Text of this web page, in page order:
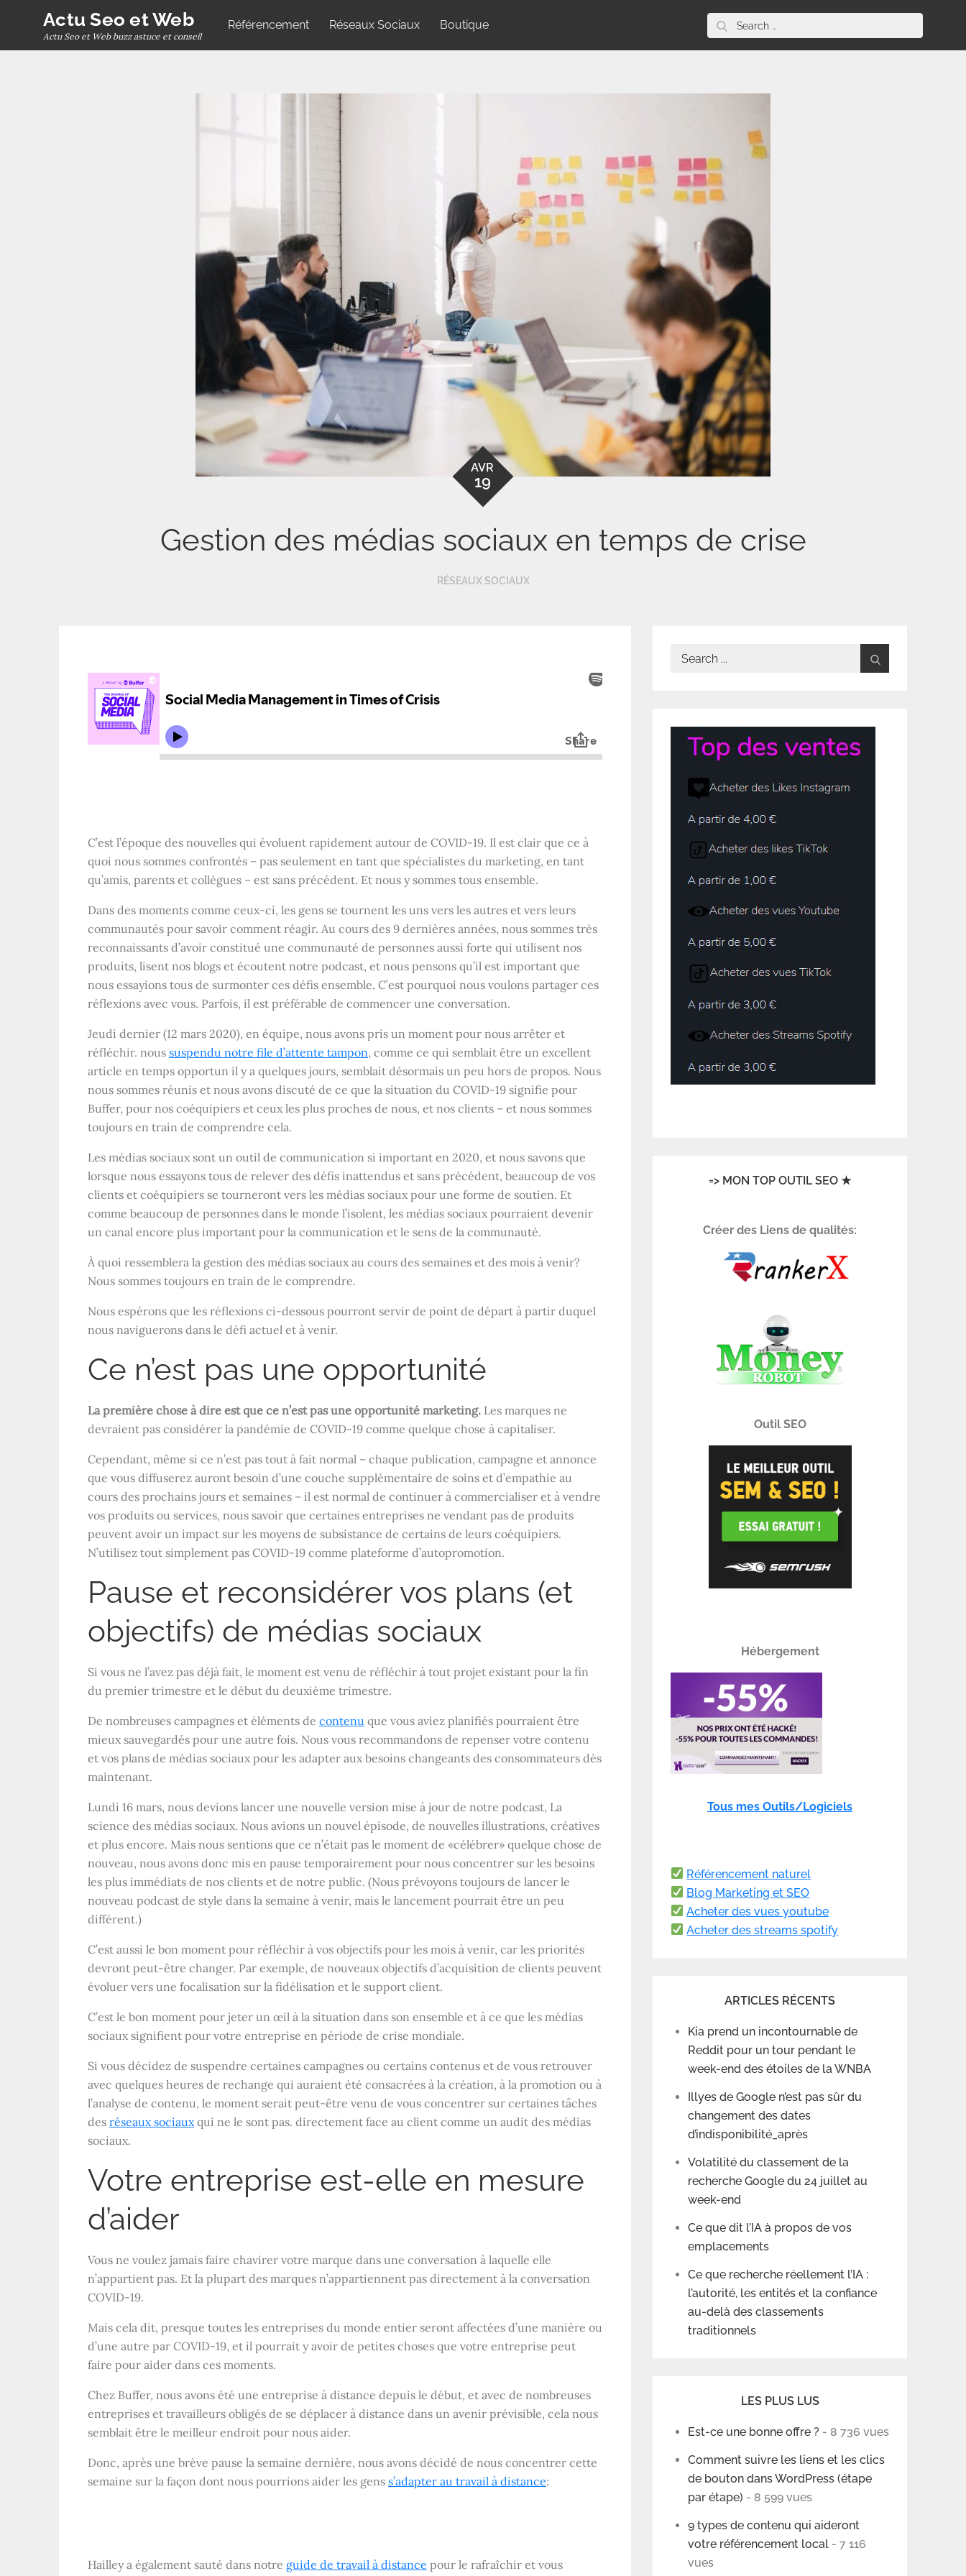
content
Actu Seo et Web
Actu Seo et Web buzz astuce et conseil
Référencement Réseaux Sociaux Boutique
Search
for:
AVR
19
Gestion des médias sociaux en temps de crise
RÉSEAUX SOCIAUX
C’est l’époque des nouvelles qui évoluent rapidement autour de COVID-19. Il est clair que ce à
quoi nous sommes confrontés – pas seulement en tant que spécialistes du marketing, en tant
qu’amis, parents et collègues – est sans précédent. Et nous y sommes tous ensemble.
Dans des moments comme ceux-ci, les gens se tournent les uns vers les autres et vers leurs
communautés pour savoir comment réagir. Au cours des 9 dernières années, nous sommes très
reconnaissants d’avoir constitué une communauté de personnes aussi forte qui utilisent nos
produits, lisent nos blogs et écoutent notre podcast, et nous pensons qu’il est important que
nous essayions tous de surmonter ces défis ensemble. C’est pourquoi nous voulons partager ces
réflexions avec vous. Parfois, il est préférable de commencer une conversation.
Jeudi dernier (12 mars 2020), en équipe, nous avons pris un moment pour nous arrêter et
réfléchir. nous suspendu notre file d’attente tampon, comme ce qui semblait être un excellent
article en temps opportun il y a quelques jours, semblait désormais un peu hors de propos. Nous
nous sommes réunis et nous avons discuté de ce que la situation du COVID-19 signifie pour
Buffer, pour nos coéquipiers et ceux les plus proches de nous, et nos clients – et nous sommes
toujours en train de comprendre cela.
Les médias sociaux sont un outil de communication si important en 2020, et nous savons que
lorsque nous essayons tous de relever des défis inattendus et sans précédent, beaucoup de vos
clients et coéquipiers se tourneront vers les médias sociaux pour une forme de soutien. Et
comme beaucoup de personnes dans le monde l’isolent, les médias sociaux pourraient devenir
un canal encore plus important pour la communication et le sens de la communauté.
À quoi ressemblera la gestion des médias sociaux au cours des semaines et des mois à venir?
Nous sommes toujours en train de le comprendre.
Nous espérons que les réflexions ci-dessous pourront servir de point de départ à partir duquel
nous naviguerons dans le défi actuel et à venir.
Ce n’est pas une opportunité
La première chose à dire est que ce n’est pas une opportunité marketing. Les marques ne
devraient pas considérer la pandémie de COVID-19 comme quelque chose à capitaliser.
Cependant, même si ce n’est pas tout à fait normal – chaque publication, campagne et annonce
que vous diffuserez auront besoin d’une couche supplémentaire de soins et d’empathie au
cours des prochains jours et semaines – il est normal de continuer à commercialiser et à vendre
vos produits ou services, nous savoir que certaines entreprises ne vendant pas de produits
peuvent avoir un impact sur les moyens de subsistance de certains de leurs coéquipiers.
N’utilisez tout simplement pas COVID-19 comme plateforme d’autopromotion.
Pause et reconsidérer vos plans (et
objectifs) de médias sociaux
Si vous ne l’avez pas déjà fait, le moment est venu de réfléchir à tout projet existant pour la fin
du premier trimestre et le début du deuxième trimestre.
De nombreuses campagnes et éléments de contenu que vous aviez planifiés pourraient être
mieux sauvegardés pour une autre fois. Nous vous recommandons de repenser votre contenu
et vos plans de médias sociaux pour les adapter aux besoins changeants des consommateurs dès
maintenant.
Lundi 16 mars, nous devions lancer une nouvelle version mise à jour de notre podcast, La
science des médias sociaux. Nous avions un nouvel épisode, de nouvelles illustrations, créatives
et plus encore. Mais nous sentions que ce n’était pas le moment de «célébrer» quelque chose de
nouveau, nous avons donc mis en pause temporairement pour nous concentrer sur les besoins
les plus immédiats de nos clients et de notre public. (Nous prévoyons toujours de lancer le
nouveau podcast de style dans la semaine à venir, mais le lancement pourrait être un peu
différent.)
C’est aussi le bon moment pour réfléchir à vos objectifs pour les mois à venir, car les priorités
devront peut-être changer. Par exemple, de nouveaux objectifs d’acquisition de clients peuvent
évoluer vers une focalisation sur la fidélisation et le support client.
C’est le bon moment pour jeter un œil à la situation dans son ensemble et à ce que les médias
sociaux signifient pour votre entreprise en période de crise mondiale.
Si vous décidez de suspendre certaines campagnes ou certains contenus et de vous retrouver
avec quelques heures de rechange qui auraient été consacrées à la création, à la promotion ou à
l’analyse de contenu, le moment serait peut-être venu de vous concentrer sur certaines tâches
des réseaux sociauxqui ne le sont pas. directement face au client comme un audit des médias
sociaux.
Votre entreprise est-elle en mesure
d’aider
Vous ne voulez jamais faire chavirer votre marque dans une conversation à laquelle elle
n’appartient pas. Et la plupart des marques n’appartiennent pas directement à la conversation
COVID-19.
Mais cela dit, presque toutes les entreprises du monde entier seront affectées d’une manière ou
d’une autre par COVID-19, et il pourrait y avoir de petites choses que votre entreprise peut
faire pour aider dans ces moments.
Chez Buffer, nous avons été une entreprise à distance depuis le début, et avec de nombreuses
entreprises et travailleurs obligés de se déplacer à distance dans un avenir prévisible, cela nous
semblait être le meilleur endroit pour nous aider.
Donc, après une brève pause la semaine dernière, nous avons décidé de nous concentrer cette
semaine sur la façon dont nous pourrions aider les gens s’adapter au travail à distance:
Hailley a également sauté dans notre guide de travail à distance pour le rafraîchir et vous
Search
=> MON TOP OUTIL SEO ★
Créer des Liens de qualités:
Outil SEO
Hébergement
Tous mes Outils/Logiciels
Référencement naturel
Blog Marketing et SEO
Acheter des vues youtube
Acheter des streams spotify
ARTICLES RÉCENTS
Kia prend un incontournable de
Reddit pour un tour pendant le
week-end des étoiles de la WNBA
Illyes de Google n’est pas sûr du
changement des dates
d’indisponibilité_après
Volatilité du classement de la
recherche Google du 24 juillet au
week-end
Ce que dit l’IA à propos de vos
emplacements
Ce que recherche réellement l’IA :
l’autorité, les entités et la confiance
au-delà des classements
traditionnels
LES PLUS LUS
Est-ce une bonne offre ? - 8 736 vues
Comment suivre les liens et les clics
de bouton dans WordPress (étape
par étape) - 8 599 vues
9 types de contenu qui aideront
votre référencement local - 7 116
vues